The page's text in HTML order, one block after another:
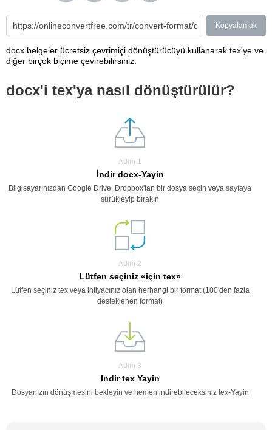
Kopyalamak
docx belgeler ücretsiz çevrimiçi dönüştürücüyü kullanarak tex'ye ve
diğer birçok biçime çevirebilirsiniz.
docx'i tex'ya nasıl dönüştürülür?
Adim 1
İndir docx-Yayin
Bilgisayarınızdan Google Drive, Dropbox'tan bir dosya seçin veya sayfaya
sürükleyip bırakın
Adim 2
Lütfen seçiniz «için tex»
Lütfen seçiniz tex veya ihtiyacınız olan herhangi bir format (100'den fazla
desteklenen format)
Adim 3
Indir tex Yayin
Dosyanızın dönüşmesini bekleyin ve hemen indirebileceksiniz tex-Yayin